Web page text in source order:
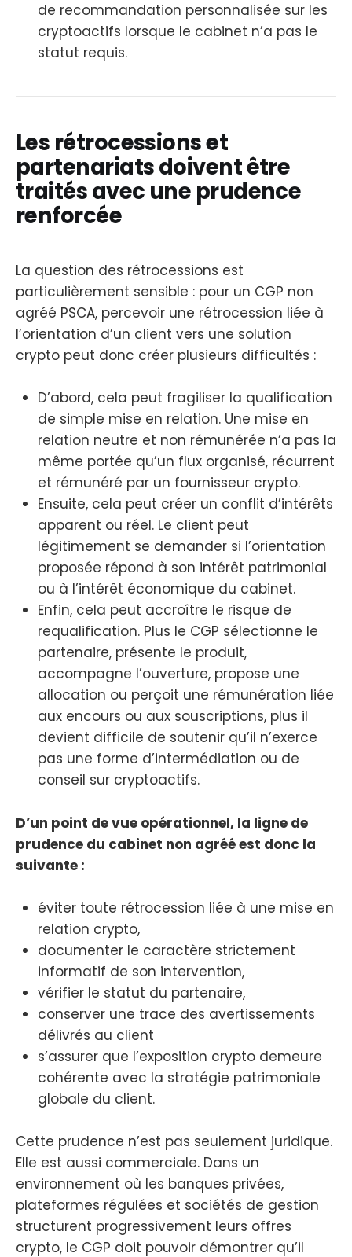
de recommandation personnalisée sur les
cryptoactifs lorsque le cabinet n’a pas le
statut requis.
Les rétrocessions et
partenariats doivent être
traités avec une prudence
renforcée
La question des rétrocessions est
particulièrement sensible : pour un CGP non
agréé PSCA, percevoir une rétrocession liée à
l’orientation d’un client vers une solution
crypto peut donc créer plusieurs difficultés :
D’abord, cela peut fragiliser la qualification
de simple mise en relation. Une mise en
relation neutre et non rémunérée n’a pas la
même portée qu’un flux organisé, récurrent
et rémunéré par un fournisseur crypto.
Ensuite, cela peut créer un conflit d’intérêts
apparent ou réel. Le client peut
légitimement se demander si l’orientation
proposée répond à son intérêt patrimonial
ou à l’intérêt économique du cabinet.
Enfin, cela peut accroître le risque de
requalification. Plus le CGP sélectionne le
partenaire, présente le produit,
accompagne l’ouverture, propose une
allocation ou perçoit une rémunération liée
aux encours ou aux souscriptions, plus il
devient difficile de soutenir qu’il n’exerce
pas une forme d’intermédiation ou de
conseil sur cryptoactifs.
D’un point de vue opérationnel, la ligne de
prudence du cabinet non agréé est donc la
suivante :
éviter toute rétrocession liée à une mise en
relation crypto,
documenter le caractère strictement
informatif de son intervention,
vérifier le statut du partenaire,
conserver une trace des avertissements
délivrés au client
s’assurer que l’exposition crypto demeure
cohérente avec la stratégie patrimoniale
globale du client.
Cette prudence n’est pas seulement juridique.
Elle est aussi commerciale. Dans un
environnement où les banques privées,
plateformes régulées et sociétés de gestion
structurent progressivement leurs offres
crypto, le CGP doit pouvoir démontrer qu’il